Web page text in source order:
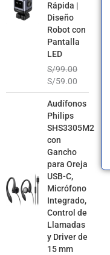
Rápida |
Diseño
Robot con
Pantalla
LED
S/99.00
S/59.00
Audífonos
Philips
SHS3305M2
con
Gancho
para Oreja
USB-C,
Micrófono
Integrado,
Control de
Llamadas
y Driver de
15 mm
precio
original
S/99.00.